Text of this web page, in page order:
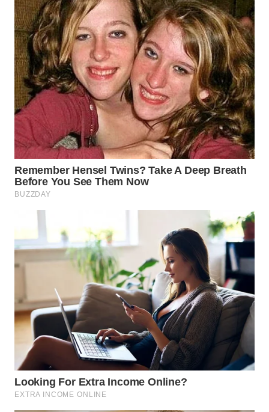
WN
NUSANTARA
WN
JOGJA
WN
JATIM
WN
BALI
WN
WN
KALTENG
KALTARA
WN
KALSEL
WN
KALTIM